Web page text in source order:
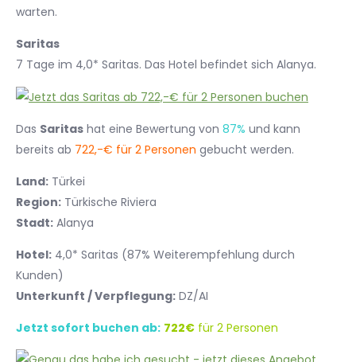
warten.
Saritas
7 Tage im 4,0* Saritas. Das Hotel befindet sich Alanya.
Das Saritas hat eine Bewertung von 87% und kann
bereits ab 722,-€ für 2 Personen gebucht werden.
Land: Türkei
Region: Türkische Riviera
Stadt: Alanya
Hotel: 4,0* Saritas (87% Weiterempfehlung durch
Kunden)
Unterkunft / Verpflegung: DZ/AI
Jetzt sofort buchen ab: 722€ für 2 Personen